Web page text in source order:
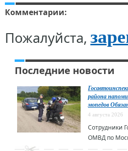
Комментарии:
Пожалуйста,
Последние новости
района
мопедов
4 августа 2026
Сотрудники
ОМВД по